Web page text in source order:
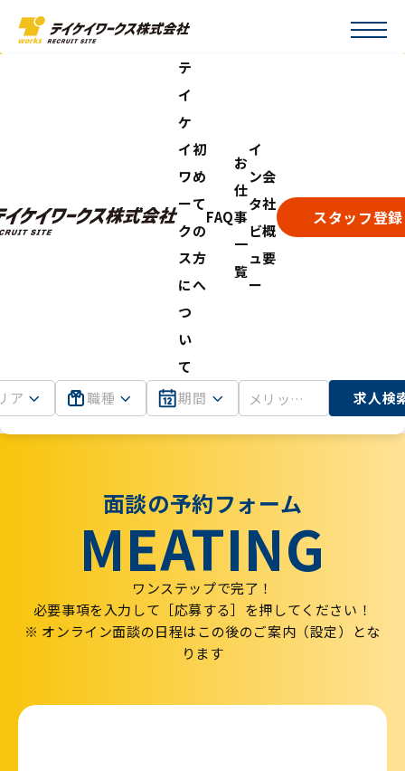
テ
イ
ケ
イ
ワ
ー
ク
ス
に
つ
い
て
初
め
て
の
方
へ
FAQ
お
仕
事
一
覧
イ
ン
タ
ビ
ュ
ー
会
社
概
要
スタッフ登録
ア 職種 期間 求人検
面談の予約フォーム
MEATING
ワンステップで完了！
必要事項を入力して［応募する］を押してください！
※ オンライン面談の日程はこの後のご案内（設定）とな
ります